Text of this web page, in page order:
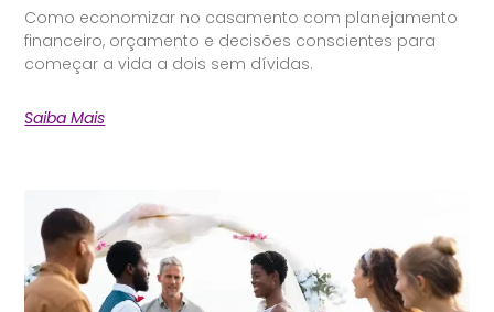
Como economizar no casamento com planejamento
financeiro, orçamento e decisões conscientes para
começar a vida a dois sem dívidas.
Saiba Mais